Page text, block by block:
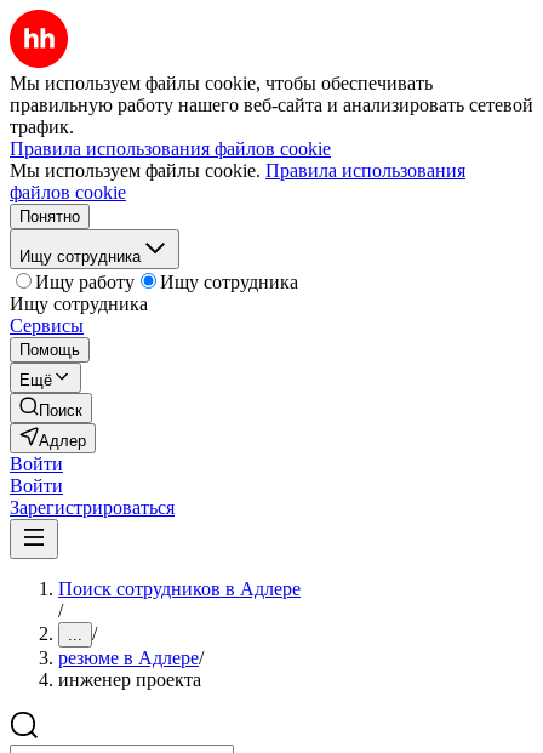
Мы используем файлы cookie, чтобы обеспечивать
правильную работу нашего веб-сайта и анализировать сетевой
трафик.
Правила использования файлов cookie
Мы используем файлы cookie. Правила использования
файлов cookie
Понятно
Ищу сотрудника
Ищу работу
Ищу сотрудника
Ищу сотрудника
Сервисы
Помощь
Ещё
Поиск
Адлер
Войти
Войти
Зарегистрироваться
Поиск сотрудников в Адлере
/
... /
резюме в Адлере/
инженер проекта